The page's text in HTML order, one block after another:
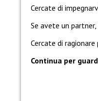
Cercate di
Se avete un
Cercate di
Continua per